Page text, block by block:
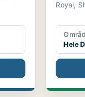
Royal,
Hele